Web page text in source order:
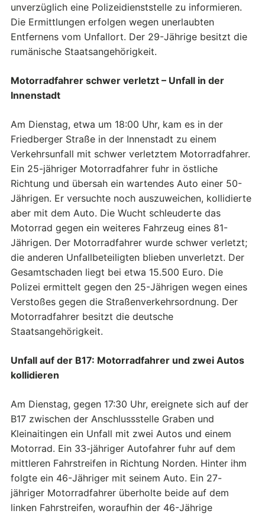
unverzüglich eine Polizeidienststelle zu informieren.
Die Ermittlungen erfolgen wegen unerlaubten
Entfernens vom Unfallort. Der 29-Jährige besitzt die
rumänische Staatsangehörigkeit.
Motorradfahrer schwer verletzt – Unfall in der
Innenstadt
Am Dienstag, etwa um 18:00 Uhr, kam es in der
Friedberger Straße in der Innenstadt zu einem
Verkehrsunfall mit schwer verletztem Motorradfahrer.
Ein 25-jähriger Motorradfahrer fuhr in östliche
Richtung und übersah ein wartendes Auto einer 50-
Jährigen. Er versuchte noch auszuweichen, kollidierte
aber mit dem Auto. Die Wucht schleuderte das
Motorrad gegen ein weiteres Fahrzeug eines 81-
Jährigen. Der Motorradfahrer wurde schwer verletzt;
die anderen Unfallbeteiligten blieben unverletzt. Der
Gesamtschaden liegt bei etwa 15.500 Euro. Die
Polizei ermittelt gegen den 25-Jährigen wegen eines
Verstoßes gegen die Straßenverkehrsordnung. Der
Motorradfahrer besitzt die deutsche
Staatsangehörigkeit.
Unfall auf der B17: Motorradfahrer und zwei Autos
kollidieren
Am Dienstag, gegen 17:30 Uhr, ereignete sich auf der
B17 zwischen der Anschlussstelle Graben und
Kleinaitingen ein Unfall mit zwei Autos und einem
Motorrad. Ein 33-jähriger Autofahrer fuhr auf dem
mittleren Fahrstreifen in Richtung Norden. Hinter ihm
folgte ein 46-Jähriger mit seinem Auto. Ein 27-
jähriger Motorradfahrer überholte beide auf dem
linken Fahrstreifen, woraufhin der 46-Jährige